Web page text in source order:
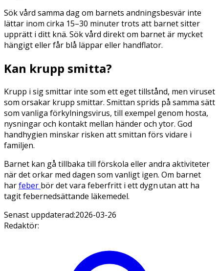
Sök vård samma dag om barnets andningsbesvär inte
lättar inom cirka 15–30 minuter trots att barnet sitter
upprätt i ditt knä. Sök vård direkt om barnet är mycket
hängigt eller får blå läppar eller handflator.
Kan krupp smitta?
Krupp i sig smittar inte som ett eget tillstånd, men viruset
som orsakar krupp smittar. Smittan sprids på samma sätt
som vanliga förkylningsvirus, till exempel genom hosta,
nysningar och kontakt mellan händer och ytor. God
handhygien minskar risken att smittan förs vidare i
familjen.
Barnet kan gå tillbaka till förskola eller andra aktiviteter
när det orkar med dagen som vanligt igen. Om barnet
harfeber bör det vara feberfritt i ett dygn utan att ha
tagit febernedsättande läkemedel.
Senast uppdaterad:2026-03-26
Redaktör: